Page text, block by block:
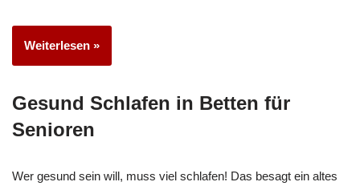
Weiterlesen »
Gesund Schlafen in Betten für
Senioren
Wer gesund sein will, muss viel schlafen! Das besagt ein altes